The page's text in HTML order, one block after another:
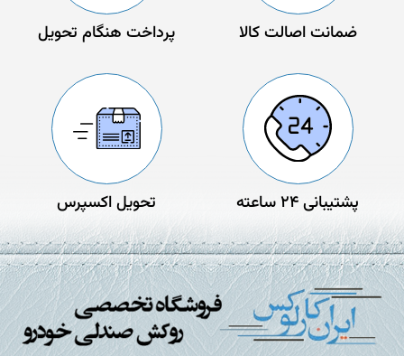
ضمانت اصالت کالا پرداخت هنگام تحویل
پشتیبانی 24 ساعته تحویل اکسپرس